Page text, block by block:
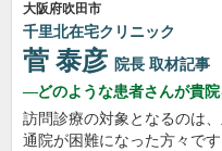
大阪府吹田市
千里北在宅クリニック
菅 泰彦 院長 取材記事
どのような患者さんが貴
訪問診療の対象となるのは
通院が困難になった方々で